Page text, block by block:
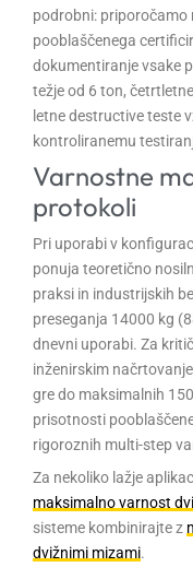
podrobni: priporočamo
pooblaščenega
dokumentiranje vsake
težje od 6 ton,
letne destructive teste
kontroliranemu
Varnostne
protokoli
Pri uporabi v
ponuja teoretično
praksi in industrijskih
preseganja 14000 kg
dnevni uporabi. Za
inženirskim
gre do maksimalnih
prisotnosti
rigoroznih multi-step
Za nekoliko lažje
maksimalno varnost
sisteme kombinirajte z
dvižnimi mizami.